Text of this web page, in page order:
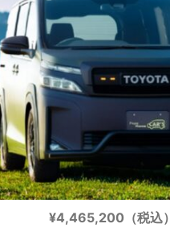
¥4,465,200（税込